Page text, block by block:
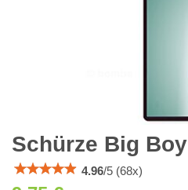
Schürze Big Boy
4.96/5 (68x)